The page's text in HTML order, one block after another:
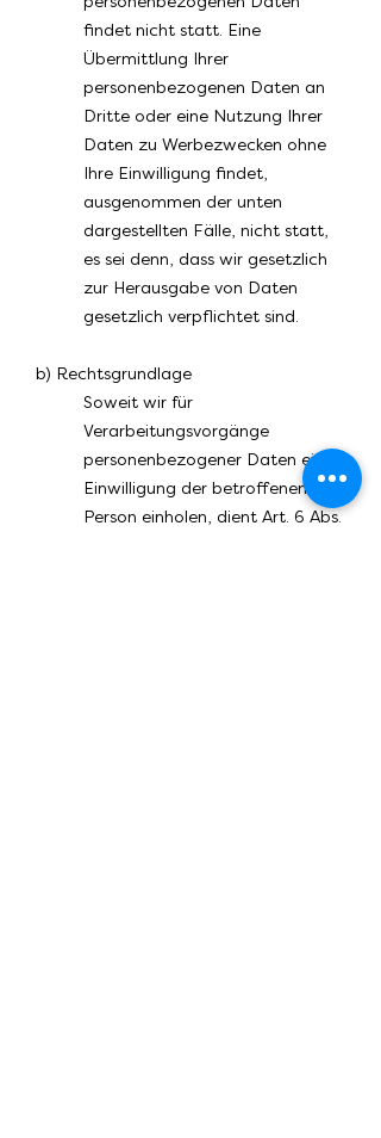
findet nicht statt. Eine
Übermittlung Ihrer
personenbezogenen Daten an
Dritte oder eine Nutzung Ihrer
Daten zu Werbezwecken ohne
Ihre Einwilligung findet,
ausgenommen der unten
dargestellten Fälle, nicht statt,
es sei denn, dass wir gesetzlich
zur Herausgabe von Daten
gesetzlich verpflichtet sind.
b) Rechtsgrundlage
Soweit wir für
Verarbeitungsvorgänge
personenbezogener Daten eine
Einwilligung der betroffenen
Person einholen, dient Art. 6 Abs.